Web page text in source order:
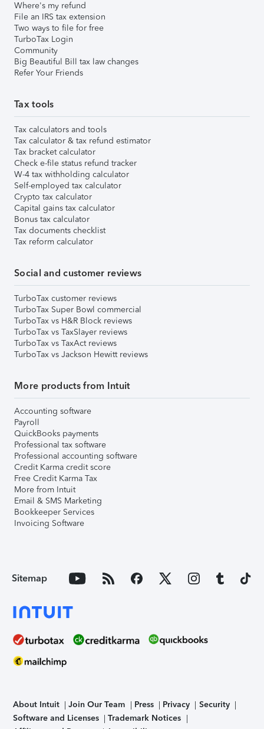
Where's my refund
File an IRS tax extension
Two ways to file for free
TurboTax Login
Community
Big Beautiful Bill tax law changes
Refer Your Friends
Tax tools
Tax calculators and tools
Tax calculator & tax refund estimator
Tax bracket calculator
Check e-file status refund tracker
W-4 tax withholding calculator
Self-employed tax calculator
Crypto tax calculator
Capital gains tax calculator
Bonus tax calculator
Tax documents checklist
Tax reform calculator
Social and customer reviews
TurboTax customer reviews
TurboTax Super Bowl commercial
TurboTax vs H&R Block reviews
TurboTax vs TaxSlayer reviews
TurboTax vs TaxAct reviews
TurboTax vs Jackson Hewitt reviews
More products from Intuit
Accounting software
Payroll
QuickBooks payments
Professional tax software
Professional accounting software
Credit Karma credit score
Free Credit Karma Tax
More from Intuit
Email & SMS Marketing
Bookkeeper Services
Invoicing Software
Sitemap
About Intuit Join Our Team Press Privacy
Security
Software and Licenses
Trademark Notices